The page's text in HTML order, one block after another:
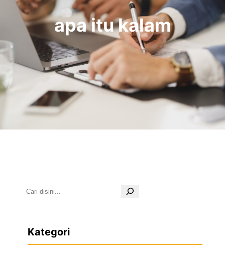
apa itu kalam
S
Kategori